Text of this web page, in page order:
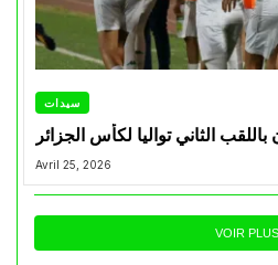
سيدات
الثاني تواليا لكأس الجزائر
Avril 25, 2026
VOIR PLUS